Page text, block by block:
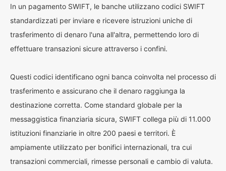
In un pagamento SWIFT, le banche utilizzano codici SWIFT
standardizzati per inviare e ricevere istruzioni uniche di
trasferimento di denaro l'una all'altra, permettendo loro di
effettuare transazioni sicure attraverso i confini.
Questi codici identificano ogni banca coinvolta nel processo di
trasferimento e assicurano che il denaro raggiunga la
destinazione corretta. Come standard globale per la
messaggistica finanziaria sicura, SWIFT collega più di 11.000
istituzioni finanziarie in oltre 200 paesi e territori. È
ampiamente utilizzato per bonifici internazionali, tra cui
transazioni commerciali, rimesse personali e cambio di valuta.